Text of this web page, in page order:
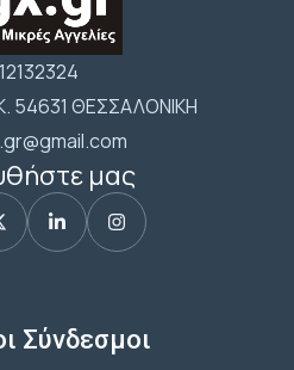
54631 ΘΕΣΣΑΛΟΝΙΚΗ
μας
Σύνδεσμοι